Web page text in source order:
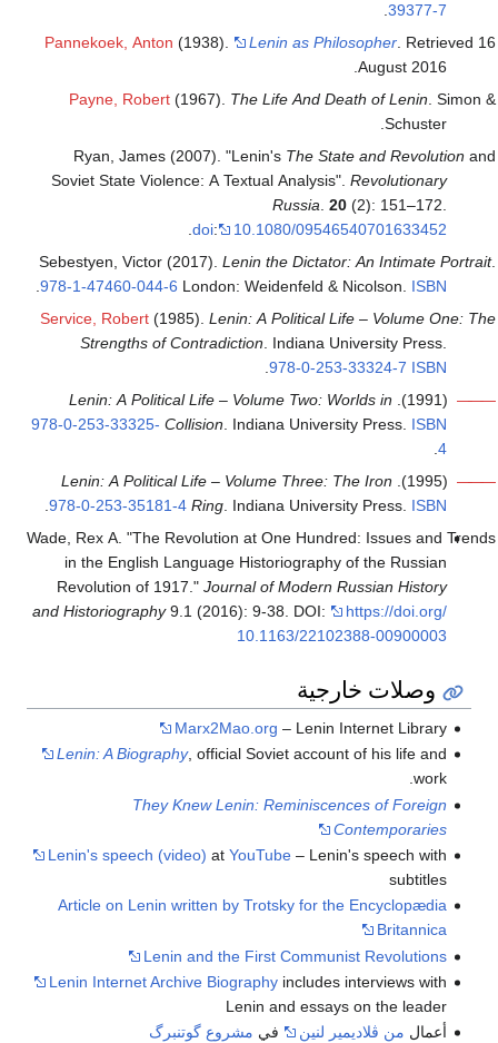
39377-7
Pannekoek, Anton (1938). Lenin as Philosopher . Retrieved 16
August2016
Payne, Robert (1967). The Life And Death of Lenin . Simon &
Schuster.
Ryan, James (2007). "Lenin's The State and Revolution and
Soviet State Violence: A Textual Analysis". Revolutionary
Russia 20(2): 151–172.
doi: 10.1080/09546540701633452
Sebestyen, Victor (2017).Lenin the Dictator: An Intimate Portrait.
London: Weidenfeld & Nicolson. ISBN
978-1-47460-044-6
Service, Robert (1985).Lenin: A Political Life – Volume One: The
Strengths of Contradiction . Indiana University Press.
ISBN
978-0-253-33324-7
———
(1991).
Lenin: A Political Life – Volume Two: Worlds in
Collision . Indiana University Press. ISBN
978-0-253-33325-
4
———
(1995).
Lenin: A Political Life – Volume Three: The Iron
Ring. Indiana University Press. ISBN
978-0-253-35181-4
Wade, Rex A. "The Revolution at One Hundred: Issues and Trends
in the English Language Historiography of the Russian
Revolution of 1917." Journal of Modern Russian History
and Historiography9.1 (2016): 9-38. DOI:
https://doi.org/
10.1163/22102388-00900003
وصلات خارجية
Marx2Mao.org – Lenin Internet Library
Lenin: A Biography, official Soviet account of his life and
work.
They Knew Lenin: Reminiscences of Foreign
Contemporaries
Lenin's speech (video) at YouTube– Lenin's speech with
subtitles
Article on Lenin written by Trotsky for the Encyclopædia
Britannica
Lenin and the First Communist Revolutions
Lenin Internet Archive Biographyincludes interviews with
Lenin and essays on the leader
أعمال من ڤلاديمير لنين في مشروع گوتنبرگ